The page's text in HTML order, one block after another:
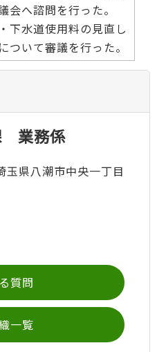
会へ諮問を行った。
・下水道使用料の見直し
について審議を行った。
業務係
県八潮市中央一丁目
質問
一覧